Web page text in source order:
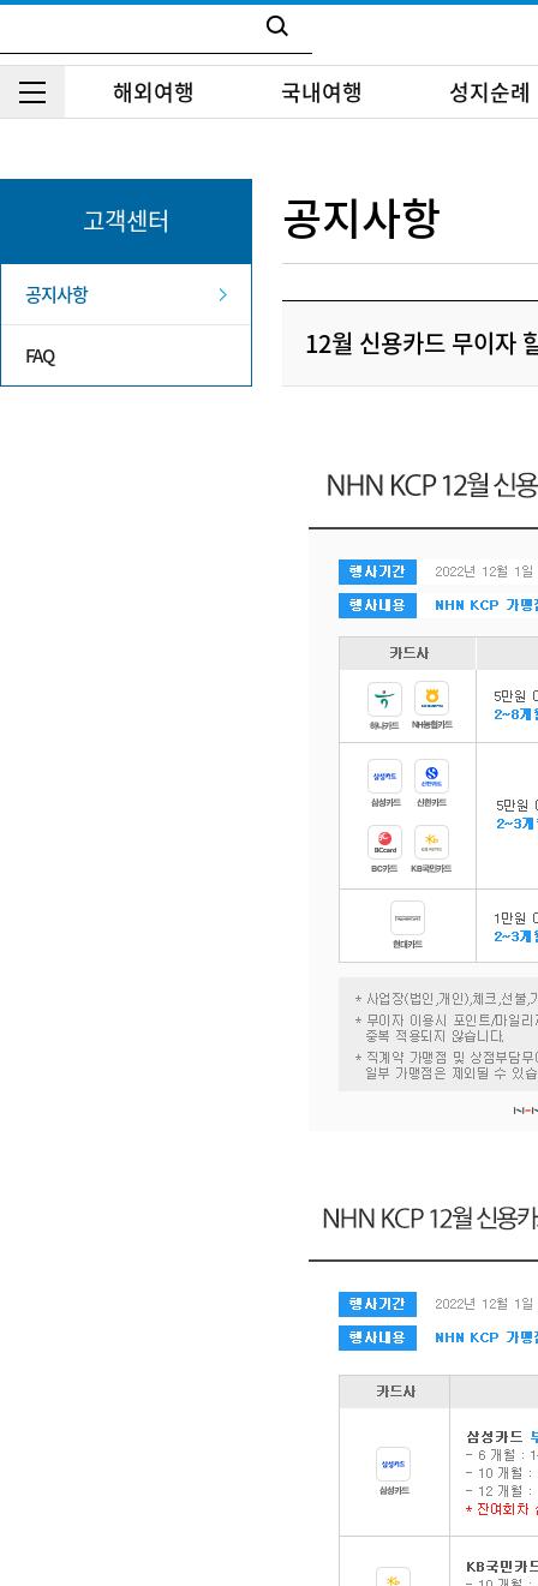
해외여행 국내여행 성지순례
고객센터
공지사항
FAQ
공지사항
12월 신용카드 무이자